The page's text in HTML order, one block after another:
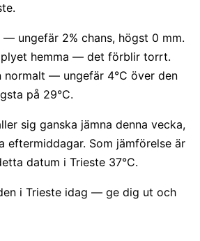
— ungefär 2% chans, högst 0 mm.
hemma — det förblir torrt.
normalt — ungefär 4°C över den
på 29°C.
sig ganska jämna denna vecka,
eftermiddagar. Som jämförelse är
datum i Trieste 37°C.
i Trieste idag — ge dig ut och